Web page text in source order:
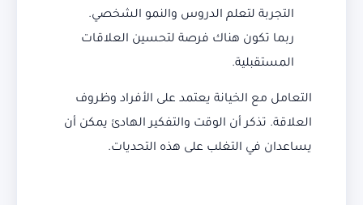
التجربة لتعلم الدروس والنمو الشخصي.
ربما تكون هناك فرصة لتحسين العلاقات
المستقبلية.
التعامل مع الخيانة يعتمد على الأفراد وظروف
العلاقة. تذكر أن الوقت والتفكير الهادئ يمكن أن
يساعدان في التغلب على هذه التحديات.